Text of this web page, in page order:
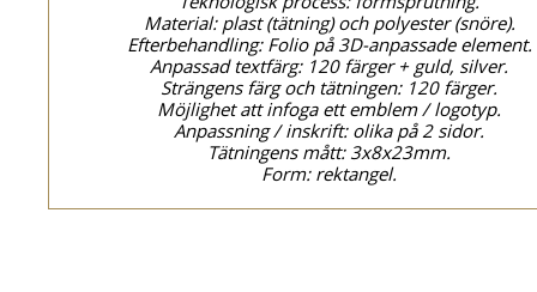
Material: plast (tätning) och polyester (snöre).
Efterbehandling: Folio på 3D-anpassade element.
Anpassad textfärg: 120 färger + guld, silver.
Strängens färg och tätningen: 120 färger.
Möjlighet att infoga ett emblem / logotyp.
Anpassning / inskrift: olika på 2 sidor.
Tätningens mått: 3x8x23mm.
Form: rektangel.